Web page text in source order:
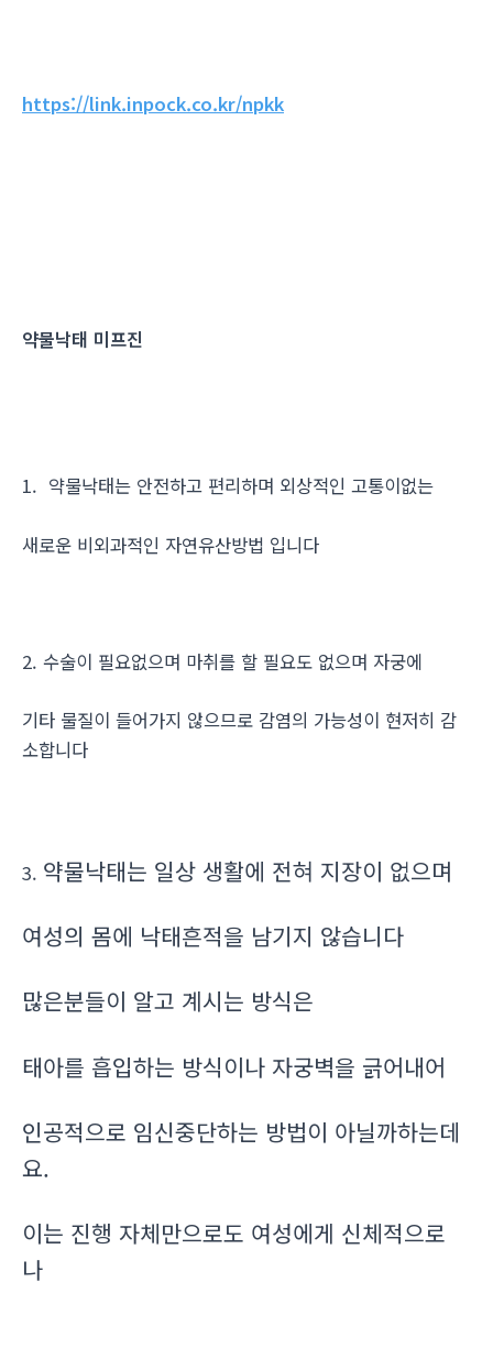
https://link.inpock.co.kr/npkk
약물낙태 미프진
1. 약물낙태는 안전하고 편리하며 외상적인 고통이없는
새로운 비외과적인 자연유산방법 입니다
2. 수술이 필요없으며 마취를 할 필요도 없으며 자궁에
기타 물질이 들어가지 않으므로 감염의 가능성이 현저히 감
소합니다
3. 약물낙태는 일상 생활에 전혀 지장이 없으며
여성의 몸에 낙태흔적을 남기지 않습니다
많은분들이 알고 계시는 방식은
태아를 흡입하는 방식이나 자궁벽을 긁어내어
인공적으로 임신중단하는 방법이 아닐까하는데
요.
이는 진행 자체만으로도 여성에게 신체적으로
나